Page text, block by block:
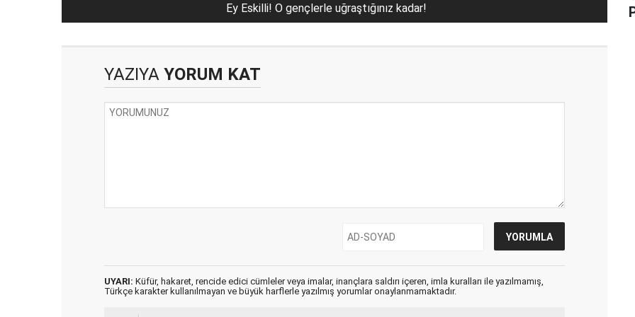
Ey Eskilli! O gençlerle uğraştığınız kadar!
YAZIYA YORUM KAT
UYARI: Küfür, hakaret, rencide edici cümleler veya imalar, inançlara saldırı içeren, imla kuralları ile yazılmamış,
Türkçe karakter kullanılmayan ve büyük harflerle yazılmış yorumlar onaylanmamaktadır.